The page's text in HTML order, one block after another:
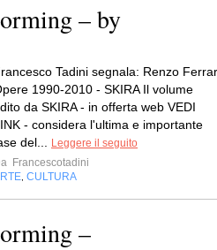
– by
Tadini segnala: Renzo
1990-2010 - SKIRA Il volume
da SKIRA - in offerta web VEDI
- considera l'ultima e importante
del...
Leggere il seguito
Francescotadini
CULTURA
–